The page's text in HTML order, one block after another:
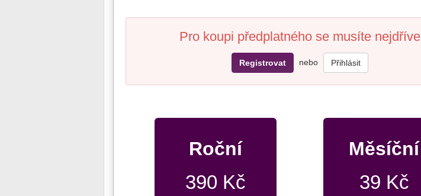
Pro koupi předplatného se musíte nejdříve
Registrovat nebo Přihlásit
Roční
390 Kč
Měsíční
39 Kč